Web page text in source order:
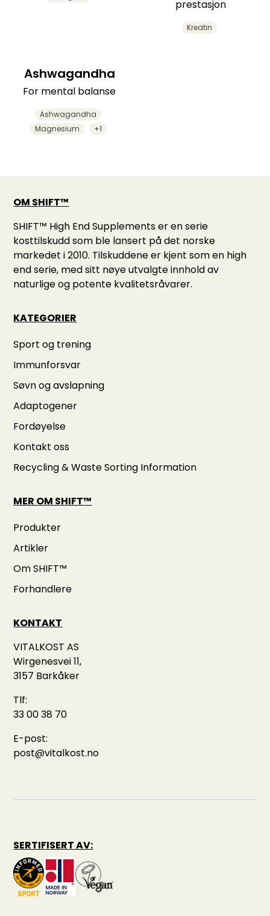
prestasjon
Kreatin
Ashwagandha
For mental balanse
Ashwagandha
Magnesium
+1
OM SHIFT™
SHIFT™ High End Supplements er en serie
kosttilskudd som ble lansert på det norske
markedet i 2010. Tilskuddene er kjent som en high
end serie, med sitt nøye utvalgte innhold av
naturlige og potente kvalitetsråvarer.
KATEGORIER
Sport og trening
Immunforsvar
Søvn og avslapning
Adaptogener
Fordøyelse
Kontakt oss
Recycling & Waste Sorting Information
MER OM SHIFT™
Produkter
Artikler
Om SHIFT™
Forhandlere
KONTAKT
VITALKOST AS
Wirgenesvei 11,
3157 Barkåker
Tlf:
33 00 38 70
E-post:
post@vitalkost.no
SERTIFISERT AV: